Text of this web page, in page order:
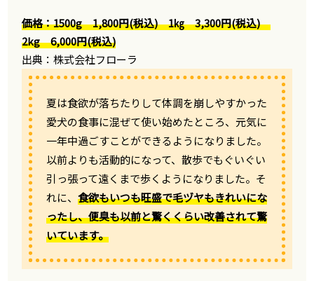
価格：1500g 1,800円(税込) 1㎏ 3,300円(税込)
2kg 6,000円(税込)
出典：株式会社フローラ
夏は食欲が落ちたりして体調を崩しやすかった
愛犬の食事に混ぜて使い始めたところ、元気に
一年中過ごすことができるようになりました。
以前よりも活動的になって、散歩でもぐいぐい
引っ張って遠くまで歩くようになりました。そ
れに、食欲もいつも旺盛で毛ヅヤもきれいにな
ったし、便臭も以前と驚くくらい改善されて驚
いています。